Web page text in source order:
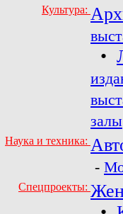
Культура:
•
залы
Наука и техника:
-
Спецпроекты: